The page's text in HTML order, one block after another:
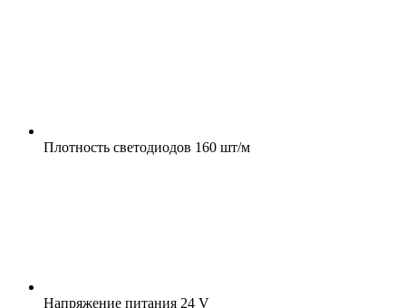
Плотность светодиодов 160 шт/м
Напряжение питания 24 V